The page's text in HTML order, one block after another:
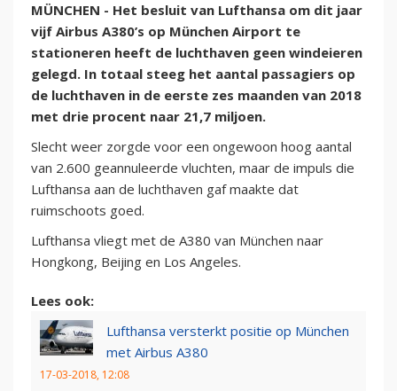
MÜNCHEN - Het besluit van Lufthansa om dit jaar
vijf Airbus A380’s op München Airport te
stationeren heeft de luchthaven geen windeieren
gelegd. In totaal steeg het aantal passagiers op
de luchthaven in de eerste zes maanden van 2018
met drie procent naar 21,7 miljoen.
Slecht weer zorgde voor een ongewoon hoog aantal
van 2.600 geannuleerde vluchten, maar de impuls die
Lufthansa aan de luchthaven gaf maakte dat
ruimschoots goed.
Lufthansa vliegt met de A380 van München naar
Hongkong, Beijing en Los Angeles.
Lees ook:
Lufthansa versterkt positie op München
met Airbus A380
17-03-2018, 12:08